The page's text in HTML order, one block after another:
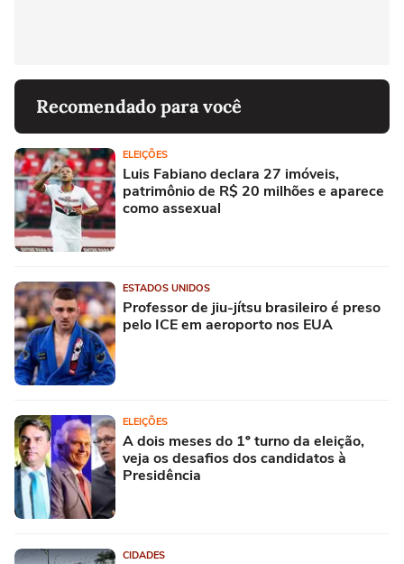
Recomendado para você
ELEIÇÕES
Luis Fabiano declara 27 imóveis,
patrimônio de R$ 20 milhões e aparece
como assexual
ESTADOS UNIDOS
Professor de jiu-jítsu brasileiro é preso
pelo ICE em aeroporto nos EUA
ELEIÇÕES
A dois meses do 1º turno da eleição,
veja os desafios dos candidatos à
Presidência
CIDADES